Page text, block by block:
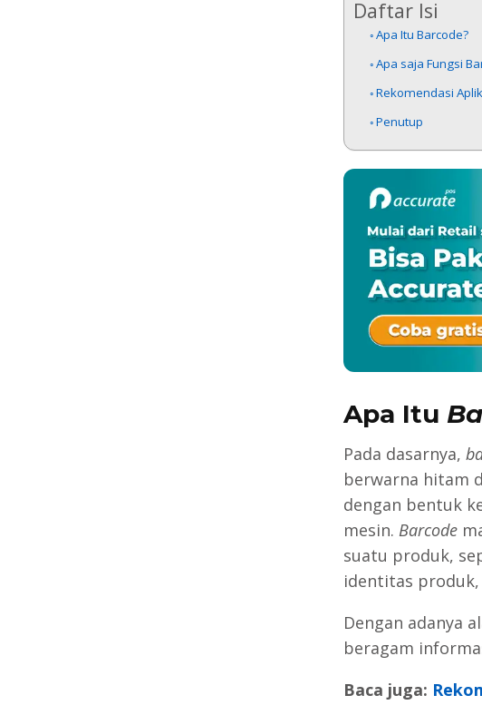
Daftar Isi
Apa Itu Barcode?
Apa saja Fungsi
Rekomendasi
Penutup
Apa Itu
Pada dasarnya,
berwarna hitam
dengan bentuk
mesin. Barcode
suatu produk,
identitas produk,
Dengan adanya
beragam
Baca juga: